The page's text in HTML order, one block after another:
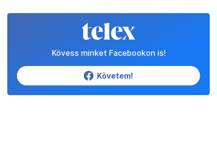
Kövess minket Facebookon is!
Követem!